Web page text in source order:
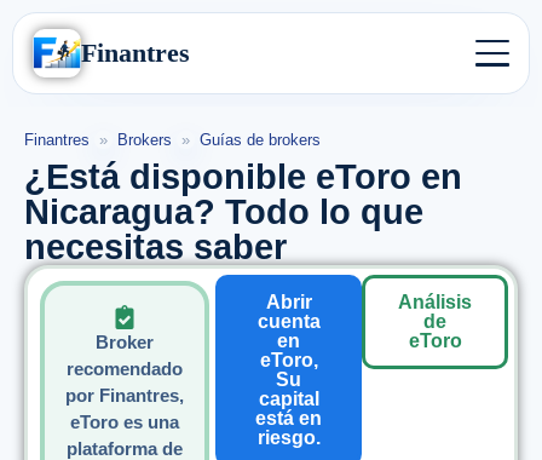
Finantres
Finantres » Brokers » Guías de brokers
¿Está disponible eToro en
Nicaragua? Todo lo que
necesitas saber
Broker
recomendado
por Finantres,
eToro es una
plataforma de
Abrir
cuenta
en
eToro,
Su
capital
está en
riesgo.
Análisis
de
eToro